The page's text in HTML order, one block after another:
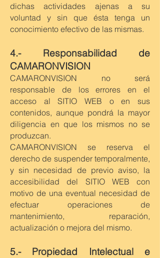
dichas actividades ajenas a su
voluntad y sin que ésta tenga un
conocimiento efectivo de las mismas.
4.- Responsabilidad de
CAMARONVISION
CAMARONVISION no será
responsable de los errores en el
acceso al SITIO WEB o en sus
contenidos, aunque pondrá la mayor
diligencia en que los mismos no se
produzcan.
CAMARONVISION se reserva el
derecho de suspender temporalmente,
y sin necesidad de previo aviso, la
accesibilidad del SITIO WEB con
motivo de una eventual necesidad de
efectuar operaciones de
mantenimiento, reparación,
actualización o mejora del mismo.
5.- Propiedad Intelectual e